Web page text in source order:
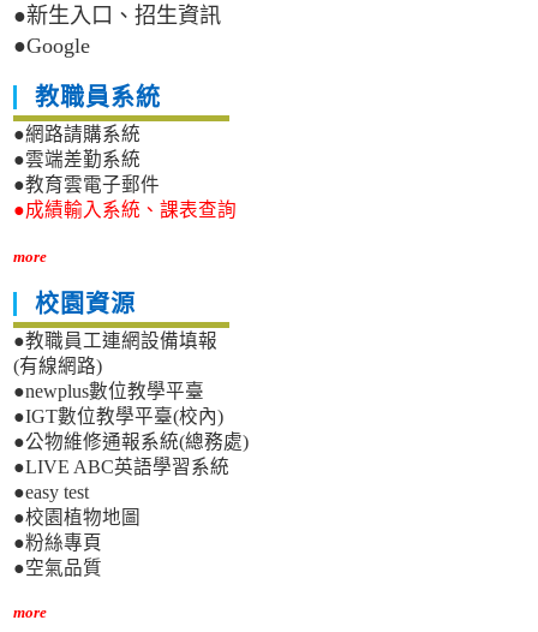
●新生入口、招生資訊
●Google
教職員系統
●網路請購系統
●雲端差勤系統
●教育雲電子郵件
●成績輸入系統、課表查詢
more
校園資源
●教職員工連網設備填報
(有線網路)
●newplus數位教學平臺
●IGT數位教學平臺(校內)
●公物維修通報系統(總務處)
●LIVE ABC英語學習系統
●easy test
●校園植物地圖
●粉絲專頁
●空氣品質
more